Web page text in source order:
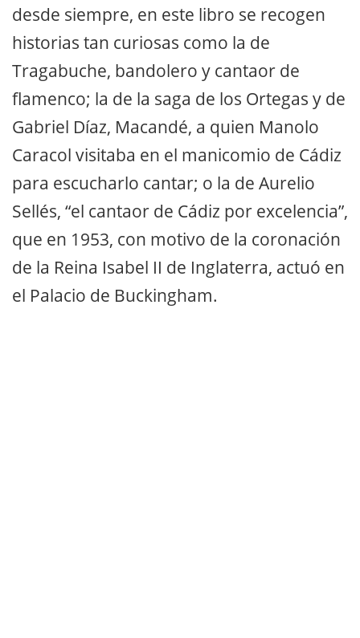
desde siempre, en este libro se recogen
historias tan curiosas como la de
Tragabuche, bandolero y cantaor de
flamenco; la de la saga de los Ortegas y de
Gabriel Díaz, Macandé, a quien Manolo
Caracol visitaba en el manicomio de Cádiz
para escucharlo cantar; o la de Aurelio
Sellés, “el cantaor de Cádiz por excelencia”,
que en 1953, con motivo de la coronación
de la Reina Isabel II de Inglaterra, actuó en
el Palacio de Buckingham.